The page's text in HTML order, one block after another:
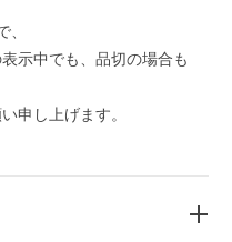
示中でも、品切の場合も
申し上げます。